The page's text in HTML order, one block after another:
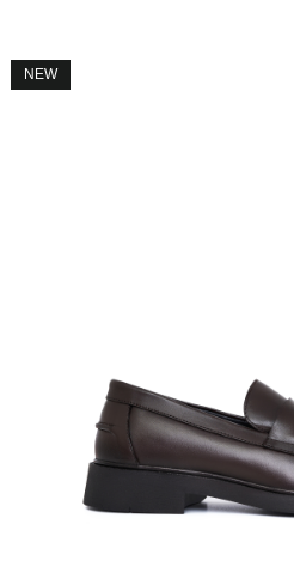
NEW